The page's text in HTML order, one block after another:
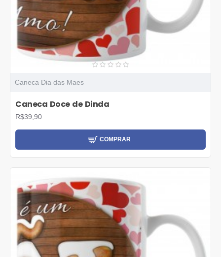
Caneca Dia das Maes
Caneca Doce de Dinda
R$39,90
COMPRAR